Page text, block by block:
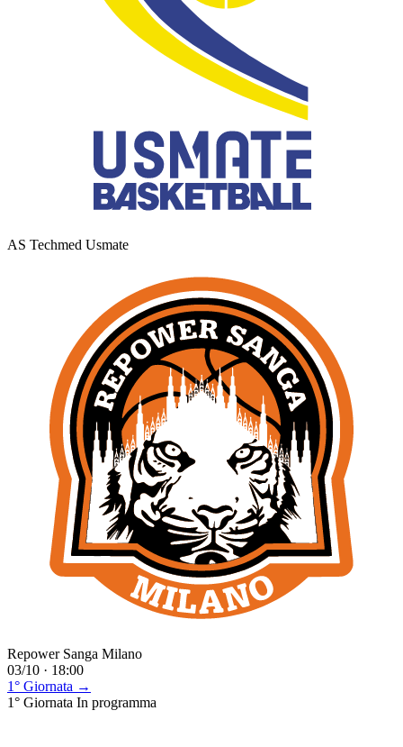
AS Techmed Usmate
Repower Sanga Milano
03/10 · 18:00
1° Giornata →
1° Giornata In programma